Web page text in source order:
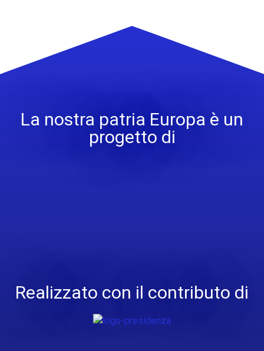
La nostra patria Europa è un
progetto di
Realizzato con il contributo di